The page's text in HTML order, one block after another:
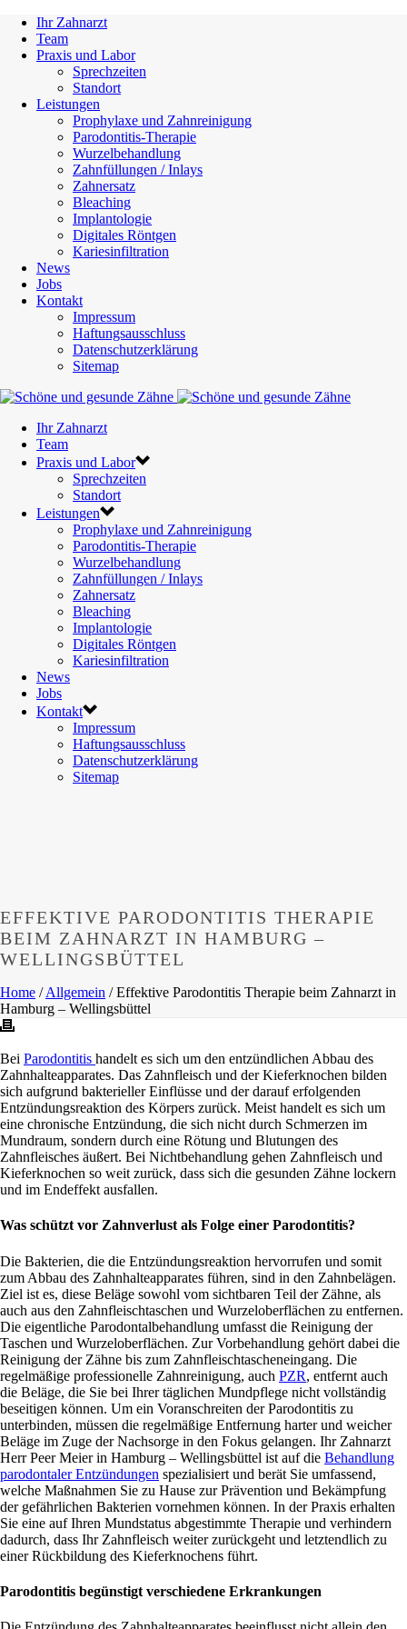
Ihr Zahnarzt
Team
Praxis und Labor
Sprechzeiten
Standort
Leistungen
Prophylaxe und Zahnreinigung
Parodontitis-Therapie
Wurzelbehandlung
Zahnfüllungen / Inlays
Zahnersatz
Bleaching
Implantologie
Digitales Röntgen
Kariesinfiltration
News
Jobs
Kontakt
Impressum
Haftungsausschluss
Datenschutzerklärung
Sitemap
Ihr Zahnarzt
Team
Praxis und Labor
Sprechzeiten
Standort
Leistungen
Prophylaxe und Zahnreinigung
Parodontitis-Therapie
Wurzelbehandlung
Zahnfüllungen / Inlays
Zahnersatz
Bleaching
Implantologie
Digitales Röntgen
Kariesinfiltration
News
Jobs
Kontakt
Impressum
Haftungsausschluss
Datenschutzerklärung
Sitemap
EFFEKTIVE PARODONTITIS THERAPIE
BEIM ZAHNARZT IN HAMBURG –
WELLINGSBÜTTEL
Home /Allgemein / Effektive Parodontitis Therapie beim Zahnarzt in
Hamburg – Wellingsbüttel
Bei Parodontitis handelt es sich um den entzündlichen Abbau des
Zahnhalteapparates. Das Zahnfleisch und der Kieferknochen bilden
sich aufgrund bakterieller Einflüsse und der darauf erfolgenden
Entzündungsreaktion des Körpers zurück. Meist handelt es sich um
eine chronische Entzündung, die sich nicht durch Schmerzen im
Mundraum, sondern durch eine Rötung und Blutungen des
Zahnfleisches äußert. Bei Nichtbehandlung gehen Zahnfleisch und
Kieferknochen so weit zurück, dass sich die gesunden Zähne lockern
und im Endeffekt ausfallen.
Was schützt vor Zahnverlust als Folge einer Parodontitis?
Die Bakterien, die die Entzündungsreaktion hervorrufen und somit
zum Abbau des Zahnhalteapparates führen, sind in den Zahnbelägen.
Ziel ist es, diese Beläge sowohl vom sichtbaren Teil der Zähne, als
auch aus den Zahnfleischtaschen und Wurzeloberflächen zu entfernen.
Die eigentliche Parodontalbehandlung umfasst die Reinigung der
Taschen und Wurzeloberflächen. Zur Vorbehandlung gehört dabei die
Reinigung der Zähne bis zum Zahnfleischtascheneingang. Die
regelmäßige professionelle Zahnreinigung, auch PZR, entfernt auch
die Beläge, die Sie bei Ihrer täglichen Mundpflege nicht vollständig
beseitigen können. Um ein Voranschreiten der Parodontitis zu
unterbinden, müssen die regelmäßige Entfernung harter und weicher
Beläge im Zuge der Nachsorge in den Fokus gelangen. Ihr Zahnarzt
Herr Peer Meier in Hamburg – Wellingsbüttel ist auf die Behandlung
parodontaler Entzündungen spezialisiert und berät Sie umfassend,
welche Maßnahmen Sie zu Hause zur Prävention und Bekämpfung
der gefährlichen Bakterien vornehmen können. In der Praxis erhalten
Sie eine auf Ihren Mundstatus abgestimmte Therapie und verhindern
dadurch, dass Ihr Zahnfleisch weiter zurückgeht und letztendlich zu
einer Rückbildung des Kieferknochens führt.
Parodontitis begünstigt verschiedene Erkrankungen